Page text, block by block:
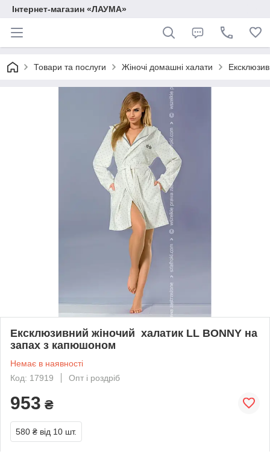
Інтернет-магазин «ЛАУМА»
Товари та послуги Жіночі домашні халати
Ексклюзивний жіночий халатик LL BONNY на
запах з капюшоном
Немає в наявності
Код: 17919
Опт і роздріб
953 ₴
580 ₴ від 10 шт.